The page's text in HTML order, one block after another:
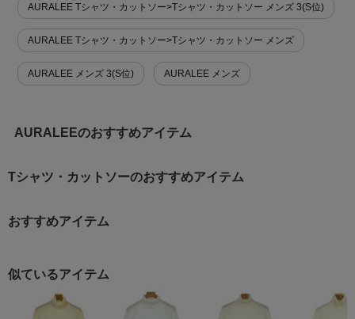
AURALEE Tシャツ・カットソー>Tシャツ・カットソー メンズ 3(S位)
AURALEE Tシャツ・カットソー>Tシャツ・カットソー メンズ
AURALEE メンズ 3(S位) AURALEE メンズ
AURALEEのおすすめアイテム
Tシャツ・カットソーのおすすめアイテム
おすすめアイテム